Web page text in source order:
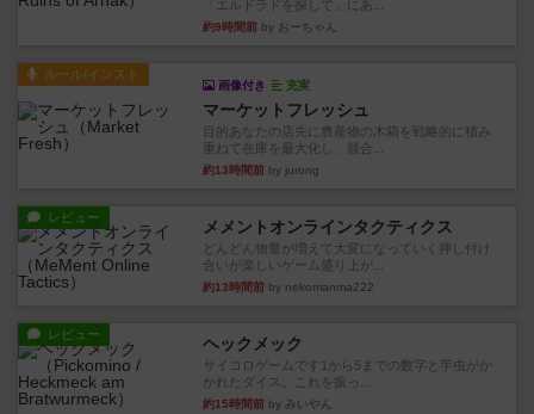
「エルドラドを探して」にあ...
約9時間前 by おーちゃん
ルール/インスト
画像付き 充実
マーケットフレッシュ
目的あなたの店先に農産物の木箱を戦略的に積み
重ねて在庫を最大化し、競合...
約13時間前 by jurong
レビュー メメントオンラインタクティクス
どんどん物量が増えて大変になっていく押し付け
合いが楽しいゲーム盛り上が...
約13時間前 by nekomanma222
レビュー ヘックメック
サイコロゲームです1から5までの数字と芋虫がか
かれたダイス。これを振っ...
約15時間前 by みいやん